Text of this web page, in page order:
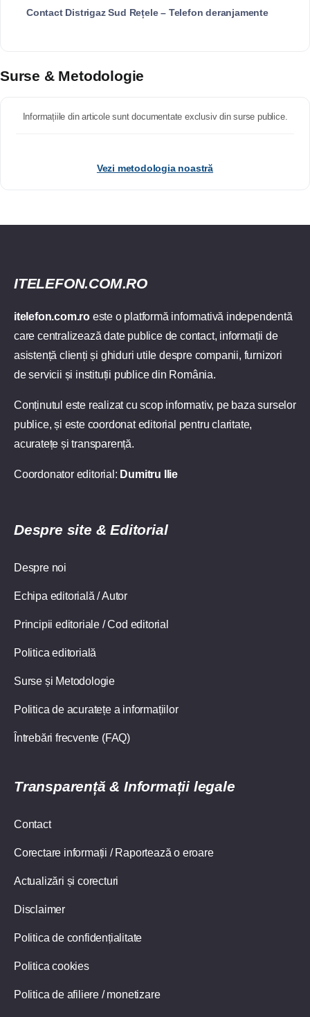
Contact Distrigaz Sud Rețele – Telefon deranjamente
Surse & Metodologie
Informațiile din articole sunt documentate exclusiv din surse publice.
Vezi metodologia noastră
ITELEFON.COM.RO
itelefon.com.ro este o platformă informativă independentă
care centralizează date publice de contact, informații de
asistență clienți și ghiduri utile despre companii, furnizori
de servicii și instituții publice din România.
Conținutul este realizat cu scop informativ, pe baza surselor
publice, și este coordonat editorial pentru claritate,
acuratețe și transparență.
Coordonator editorial: Dumitru Ilie
Despre site & Editorial
Despre noi
Echipa editorială / Autor
Principii editoriale / Cod editorial
Politica editorială
Surse și Metodologie
Politica de acuratețe a informațiilor
Întrebări frecvente (FAQ)
Transparență & Informații legale
Contact
Corectare informații / Raportează o eroare
Actualizări și corecturi
Disclaimer
Politica de confidențialitate
Politica cookies
Politica de afiliere / monetizare